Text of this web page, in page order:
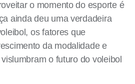
o momento do esporte é
ainda deu uma verdadeira
os fatores que
da modalidade e
o futuro do voleibol